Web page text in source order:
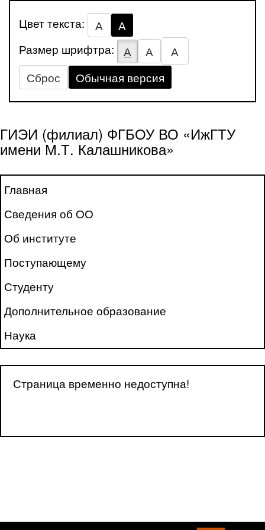
Цвет текста: А
А
Размер шрифтра:
А А
А
Сброс
Обычная версия
ГИЭИ (филиал) ФГБОУ ВО «ИжГТУ
имени М.Т. Калашникова»
Главная
Сведения об ОО
Об институте
Поступающему
Студенту
Дополнительное образование
Наука
Страница временно недоступна!